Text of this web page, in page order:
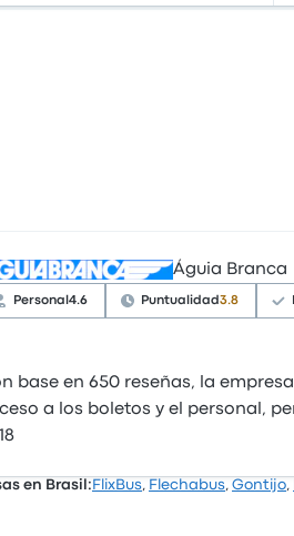
Águia Branca
Personal 4.6 Puntualidad 3.8
base en 650 reseñas, la
a los boletos y el personal,
en Brasil: FlixBus, Flechabus, Gontijo,